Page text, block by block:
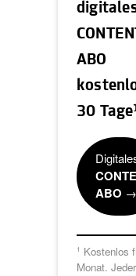
ABO
30 Tage
ABO →
1 Kostenlos
Monat.